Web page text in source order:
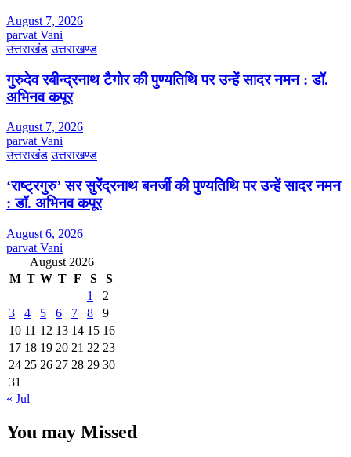
August 7, 2026
parvat Vani
उत्तराखंड उत्तराखण्ड
गुरुदेव रबीन्द्रनाथ टैगोर की पुण्यतिथि पर उन्हें सादर नमन : डॉ.
अभिनव कपूर
August 7, 2026
parvat Vani
उत्तराखंड उत्तराखण्ड
‘राष्ट्रगुरु’ सर सुरेंद्रनाथ बनर्जी की पुण्यतिथि पर उन्हें सादर नमन
: डॉ. अभिनव कपूर
August 6, 2026
parvat Vani
August 2026
M T W T F S
S
1
2
3
4 5 6 7 8
9
10 11 12 13 14 15 16
17 18 19 20 21 22 23
24 25 26 27 28 29 30
31
« Jul
You may Missed